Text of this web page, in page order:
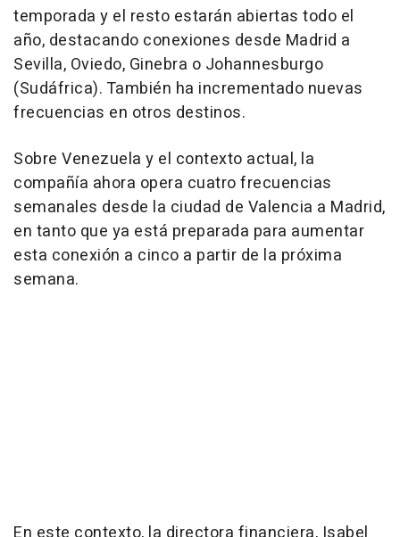
temporada y el resto estarán abiertas todo el
año, destacando conexiones desde Madrid a
Sevilla, Oviedo, Ginebra o Johannesburgo
(Sudáfrica). También ha incrementado nuevas
frecuencias en otros destinos.
Sobre Venezuela y el contexto actual, la
compañía ahora opera cuatro frecuencias
semanales desde la ciudad de Valencia a Madrid,
en tanto que ya está preparada para aumentar
esta conexión a cinco a partir de la próxima
semana.